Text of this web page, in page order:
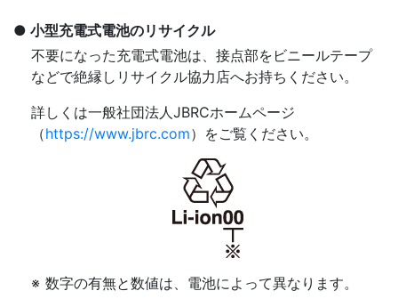
小型充電式電池のリサイクル
不要になった充電式電池は、接点部をビニールテープ
などで絶縁しリサイクル協力店へお持ちください。
詳しくは一般社団法人JBRCホームページ
（https://www.jbrc.com）をご覧ください。
数字の有無と数値は、電池によって異なります。